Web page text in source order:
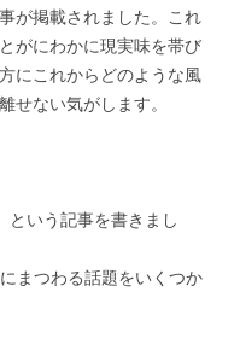
が掲載されました。これ
がにわかに現実味を帯び
にこれからどのような風
せない気がします。
という記事を書きまし
まつわる話題をいくつか